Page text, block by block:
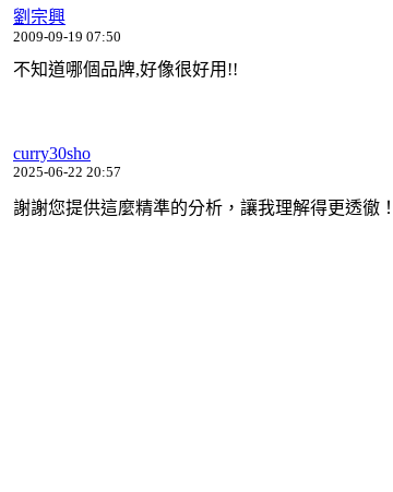
劉宗興
2009-09-19 07:50
不知道哪個品牌,好像很好用!!
curry30sho
2025-06-22 20:57
謝謝您提供這麼精準的分析，讓我理解得更透徹！